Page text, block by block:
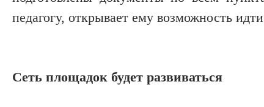
педагогу, открывает ему возможность
Сеть площадок будет развиваться